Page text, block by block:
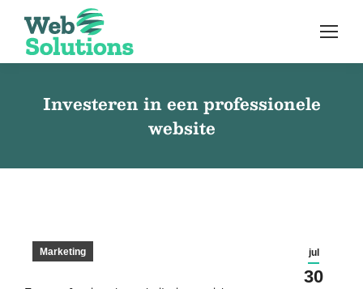
Investeren in een professionele
website
jul
30
Marketing